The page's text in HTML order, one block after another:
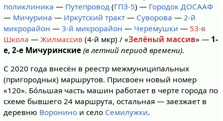
поликлиника — Путепровод (ГПЗ-5) — Городок ДОСААФ
— Мичурина — Иркутский тракт— Суворова — 2-й
микрорайон — 3-й микрорайон — Черёмушки — 53-я
Школа — Жилмассив (4-й мкр) / «Зелёный массив» — 1-
е, 2-е Мичуринские (в летний период времени).
С 2020 года внесён в реестр межмуниципальных
(пригородных) маршрутов. Присвоен новый номер
«120». Бо́льшая часть машин работает в черте города по
схеме бывшего 24 маршрута, остальная — заезжает в
деревню Воронинои село Семилужки.